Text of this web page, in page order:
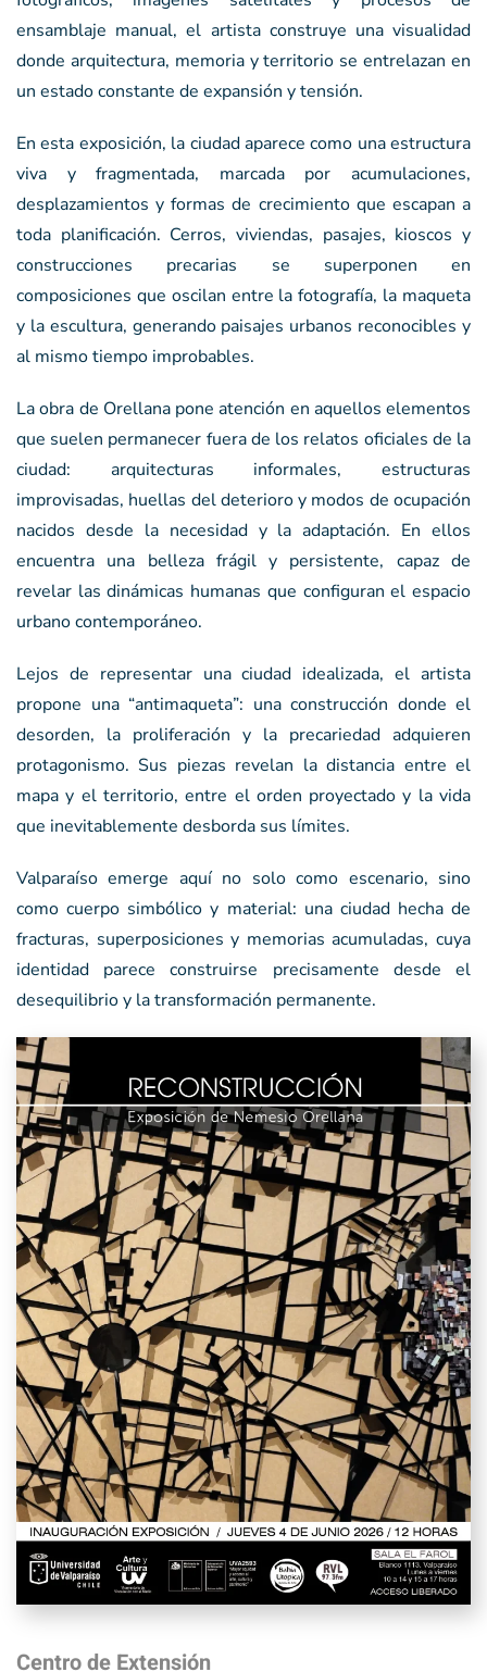
ensamblaje manual, el artista construye una visualidad
donde arquitectura, memoria y territorio se entrelazan en
un estado constante de expansión y tensión.
En esta exposición, la ciudad aparece como una estructura
viva y fragmentada, marcada por acumulaciones,
desplazamientos y formas de crecimiento que escapan a
toda planificación. Cerros, viviendas, pasajes, kioscos y
construcciones precarias se superponen en
composiciones que oscilan entre la fotografía, la maqueta
y la escultura, generando paisajes urbanos reconocibles y
al mismo tiempo improbables.
La obra de Orellana pone atención en aquellos elementos
que suelen permanecer fuera de los relatos oficiales de la
ciudad: arquitecturas informales, estructuras
improvisadas, huellas del deterioro y modos de ocupación
nacidos desde la necesidad y la adaptación. En ellos
encuentra una belleza frágil y persistente, capaz de
revelar las dinámicas humanas que configuran el espacio
urbano contemporáneo.
Lejos de representar una ciudad idealizada, el artista
propone una “antimaqueta”: una construcción donde el
desorden, la proliferación y la precariedad adquieren
protagonismo. Sus piezas revelan la distancia entre el
mapa y el territorio, entre el orden proyectado y la vida
que inevitablemente desborda sus límites.
Valparaíso emerge aquí no solo como escenario, sino
como cuerpo simbólico y material: una ciudad hecha de
fracturas, superposiciones y memorias acumuladas, cuya
identidad parece construirse precisamente desde el
desequilibrio y la transformación permanente.
Centro de Extensión